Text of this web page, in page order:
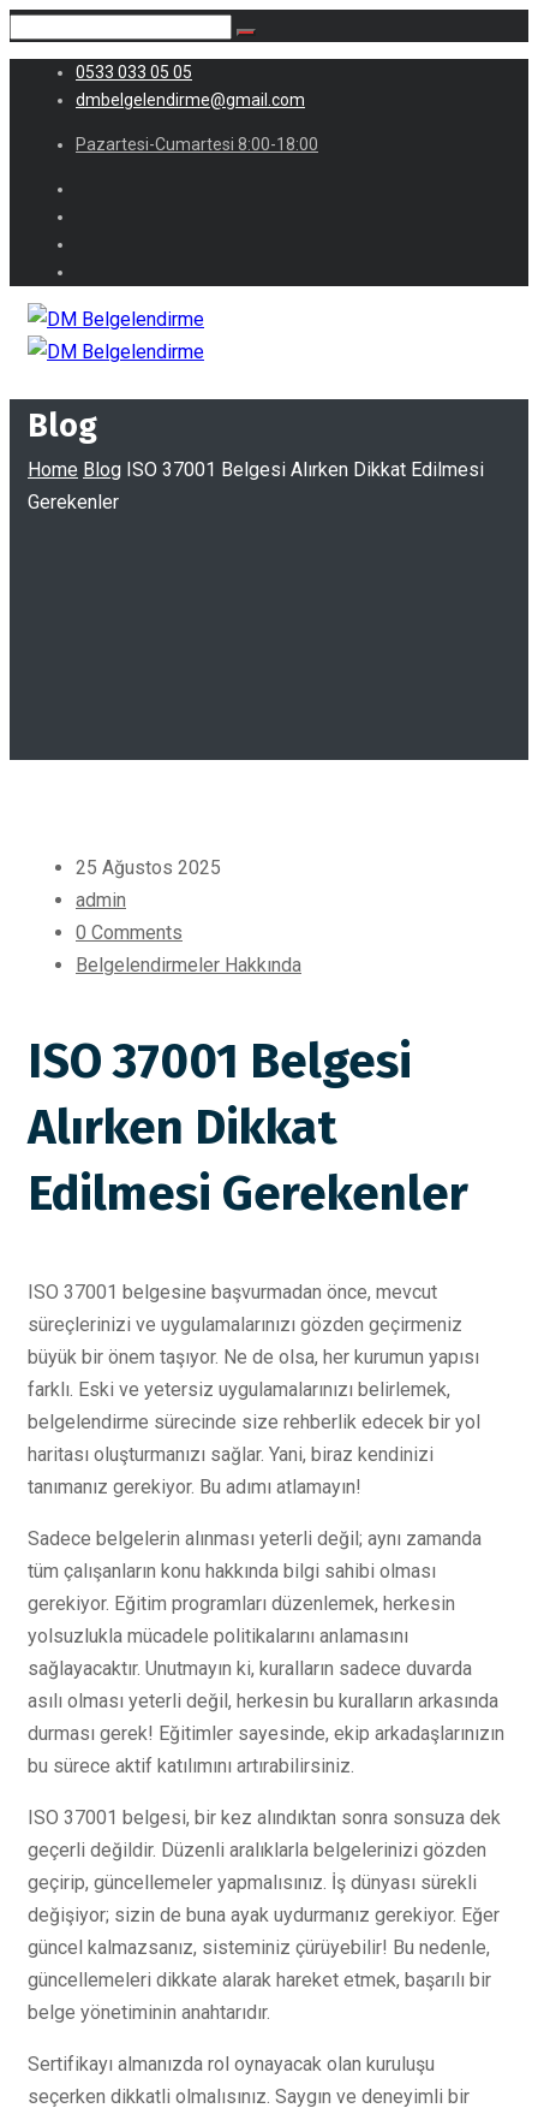
0533 033 05 05
dmbelgelendirme@gmail.com
Pazartesi-Cumartesi 8:00-18:00
Blog
Home Blog ISO 37001 Belgesi Alırken Dikkat Edilmesi
Gerekenler
25 Ağustos 2025
admin
0 Comments
Belgelendirmeler Hakkında
ISO 37001 Belgesi
Alırken Dikkat
Edilmesi Gerekenler
ISO 37001 belgesine başvurmadan önce, mevcut
süreçlerinizi ve uygulamalarınızı gözden geçirmeniz
büyük bir önem taşıyor. Ne de olsa, her kurumun yapısı
farklı. Eski ve yetersiz uygulamalarınızı belirlemek,
belgelendirme sürecinde size rehberlik edecek bir yol
haritası oluşturmanızı sağlar. Yani, biraz kendinizi
tanımanız gerekiyor. Bu adımı atlamayın!
Sadece belgelerin alınması yeterli değil; aynı zamanda
tüm çalışanların konu hakkında bilgi sahibi olması
gerekiyor. Eğitim programları düzenlemek, herkesin
yolsuzlukla mücadele politikalarını anlamasını
sağlayacaktır. Unutmayın ki, kuralların sadece duvarda
asılı olması yeterli değil, herkesin bu kuralların arkasında
durması gerek! Eğitimler sayesinde, ekip arkadaşlarınızın
bu sürece aktif katılımını artırabilirsiniz.
ISO 37001 belgesi, bir kez alındıktan sonra sonsuza dek
geçerli değildir. Düzenli aralıklarla belgelerinizi gözden
geçirip, güncellemeler yapmalısınız. İş dünyası sürekli
değişiyor; sizin de buna ayak uydurmanız gerekiyor. Eğer
güncel kalmazsanız, sisteminiz çürüyebilir! Bu nedenle,
güncellemeleri dikkate alarak hareket etmek, başarılı bir
belge yönetiminin anahtarıdır.
Sertifikayı almanızda rol oynayacak olan kuruluşu
seçerken dikkatli olmalısınız. Saygın ve deneyimli bir